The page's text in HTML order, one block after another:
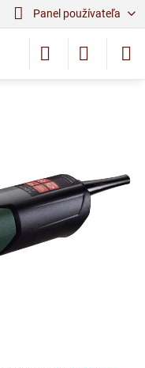
Panel používateľa